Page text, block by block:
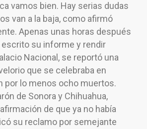
vamos bien. Hay serias dudas
van a la baja, como afirmó
Apenas unas horas después
escrito su informe y rendir
Nacional, se reportó una
que se celebraba en
por lo menos ocho muertos.
de Sonora y Chihuahua,
de que ya no había
su reclamo por semejante